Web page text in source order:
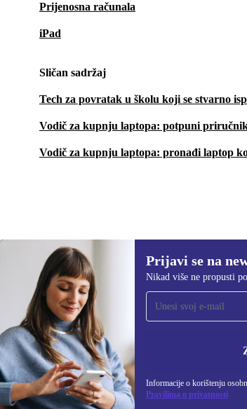
Prijenosna računala
iPad
Sličan sadržaj
Tech za povratak u školu koji se stvarno
Vodič za kupnju laptopa: potpuni
Vodič za kupnju laptopa: pronađi laptop
1.005,42 € (-57%)
Prijavi se na
Nikad više ne propusti
Informacije o korištenju
Pravilima o privatnosti
Prijavi se na newsletter!
Nikad više ne propusti ponudu.
REFURBED HRVATSKA - RETHINK